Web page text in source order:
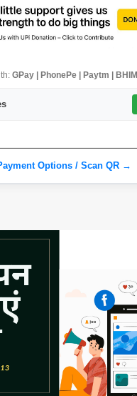
GPay | PhonePe | Paytm | BHIM
Options / Scan QR →